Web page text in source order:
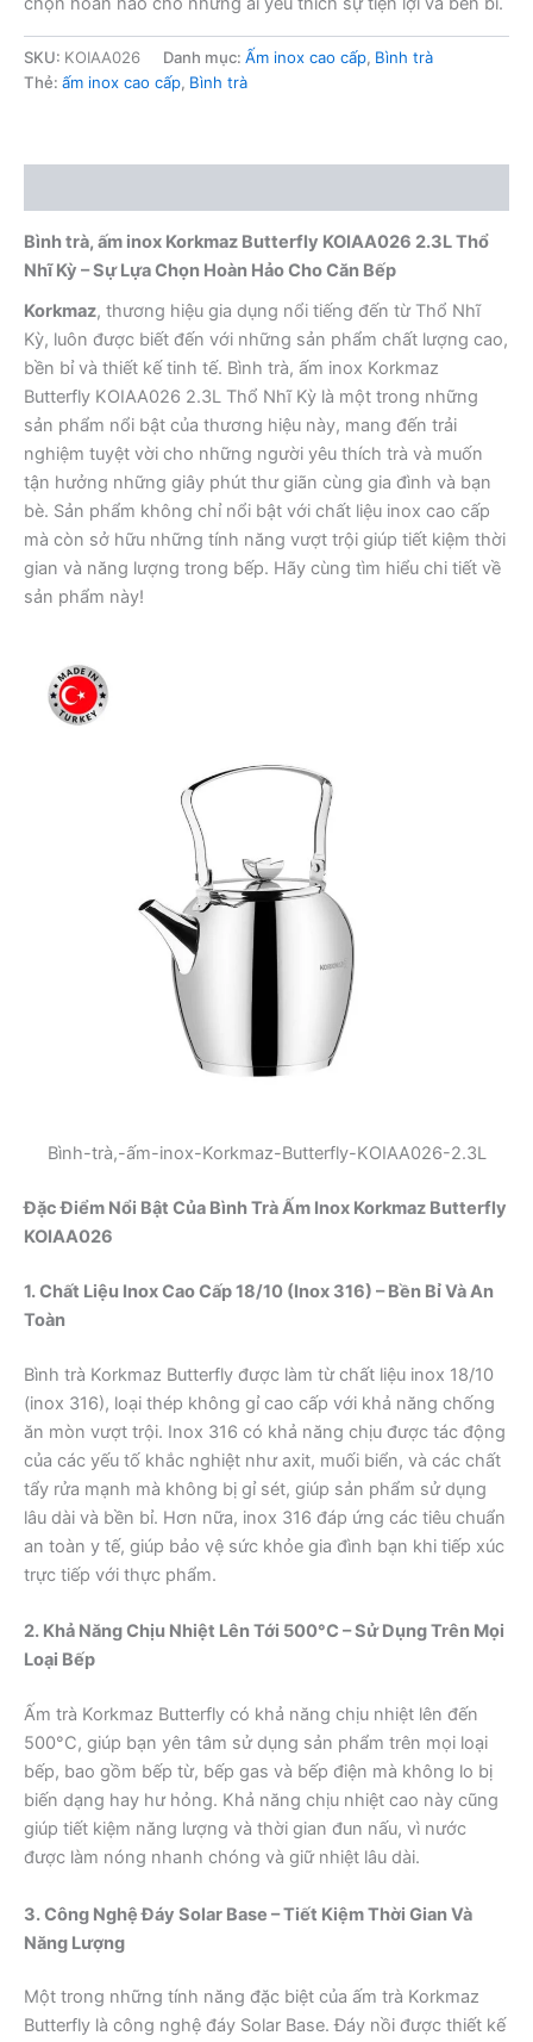
SKU: KOIAA026 Danh mục: Ấm inox cao cấp, Bình trà
Thẻ: ấm inox cao cấp, Bình trà
Bình trà, ấm inox Korkmaz Butterfly KOIAA026 2.3L Thổ
Nhĩ Kỳ – Sự Lựa Chọn Hoàn Hảo Cho Căn Bếp
Korkmaz, thương hiệu gia dụng nổi tiếng đến từ Thổ Nhĩ
Kỳ, luôn được biết đến với những sản phẩm chất lượng cao,
bền bỉ và thiết kế tinh tế. Bình trà, ấm inox Korkmaz
Butterfly KOIAA026 2.3L Thổ Nhĩ Kỳ là một trong những
sản phẩm nổi bật của thương hiệu này, mang đến trải
nghiệm tuyệt vời cho những người yêu thích trà và muốn
tận hưởng những giây phút thư giãn cùng gia đình và bạn
bè. Sản phẩm không chỉ nổi bật với chất liệu inox cao cấp
mà còn sở hữu những tính năng vượt trội giúp tiết kiệm thời
gian và năng lượng trong bếp. Hãy cùng tìm hiểu chi tiết về
sản phẩm này!
Bình-trà,-ấm-inox-Korkmaz-Butterfly-KOIAA026-2.3L
Đặc Điểm Nổi Bật Của Bình Trà Ấm Inox Korkmaz Butterfly
KOIAA026
1. Chất Liệu Inox Cao Cấp 18/10 (Inox 316) – Bền Bỉ Và An
Toàn
Bình trà Korkmaz Butterfly được làm từ chất liệu inox 18/10
(inox 316), loại thép không gỉ cao cấp với khả năng chống
ăn mòn vượt trội. Inox 316 có khả năng chịu được tác động
của các yếu tố khắc nghiệt như axit, muối biển, và các chất
tẩy rửa mạnh mà không bị gỉ sét, giúp sản phẩm sử dụng
lâu dài và bền bỉ. Hơn nữa, inox 316 đáp ứng các tiêu chuẩn
an toàn y tế, giúp bảo vệ sức khỏe gia đình bạn khi tiếp xúc
trực tiếp với thực phẩm.
2. Khả Năng Chịu Nhiệt Lên Tới 500°C – Sử Dụng Trên Mọi
Loại Bếp
Ấm trà Korkmaz Butterfly có khả năng chịu nhiệt lên đến
500°C, giúp bạn yên tâm sử dụng sản phẩm trên mọi loại
bếp, bao gồm bếp từ, bếp gas và bếp điện mà không lo bị
biến dạng hay hư hỏng. Khả năng chịu nhiệt cao này cũng
giúp tiết kiệm năng lượng và thời gian đun nấu, vì nước
được làm nóng nhanh chóng và giữ nhiệt lâu dài.
3. Công Nghệ Đáy Solar Base – Tiết Kiệm Thời Gian Và
Năng Lượng
Một trong những tính năng đặc biệt của ấm trà Korkmaz
Butterfly là công nghệ đáy Solar Base. Đáy nồi được thiết kế